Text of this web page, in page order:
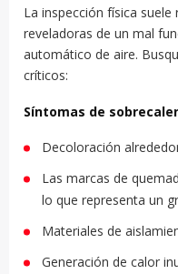
La inspección física suele
reveladoras de un mal
automático de aire.
críticos:
Síntomas de
Decoloración
Las marcas de
lo que representa un
Materiales de
Generación de calor